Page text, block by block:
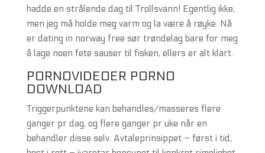
hadde en strålende dag til Trollsvann! Egentlig ikke,
men jeg må holde meg varm og la være å røyke. Nå
er dating in norway free sør trøndelag bare for meg
å lage noen fete sauser til fisken, ellers er alt klart.
PORNOVIDEOER PORNO
DOWNLOAD
Triggerpunktene kan behandles/masseres flere
ganger pr dag, og flere ganger pr uke når en
behandler disse selv. Avtaleprinsippet – først i tid,